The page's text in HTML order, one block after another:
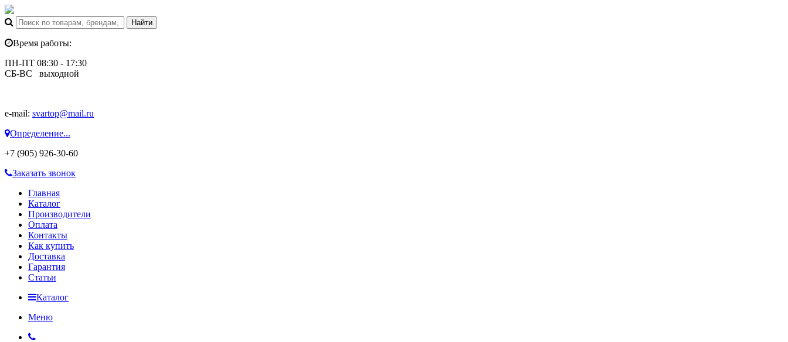
Время работы:
ПН-ПТ 08:30 - 17:30
СБ-ВС выходной
e-mail: svartop@mail.ru
Определение...
+7 (905) 926-30-60
Заказать звонок
Главная
Каталог
Производители
Оплата
Контакты
Как купить
Доставка
Гарантия
Статьи
Каталог
Меню